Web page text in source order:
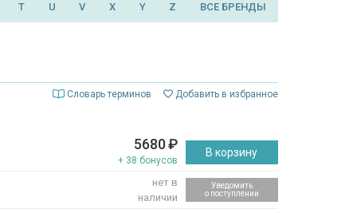
T U V X Y Z ВСЕ БРЕНДЫ
Словарь терминов Добавить в избранное
5680₽
+ 38 бонусов
В корзину
нет в
наличии
Уведомить
о поступлении